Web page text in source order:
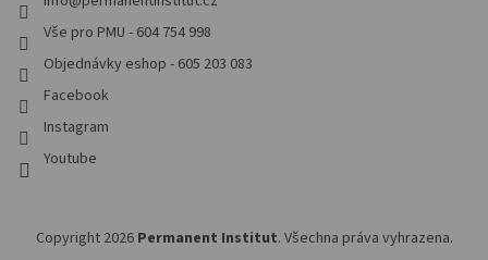
Vše pro PMU - 604 754 998
Objednávky eshop - 605 203 083
Facebook
Instagram
Youtube
Copyright 2026 Permanent Institut. Všechna práva vyhrazena.